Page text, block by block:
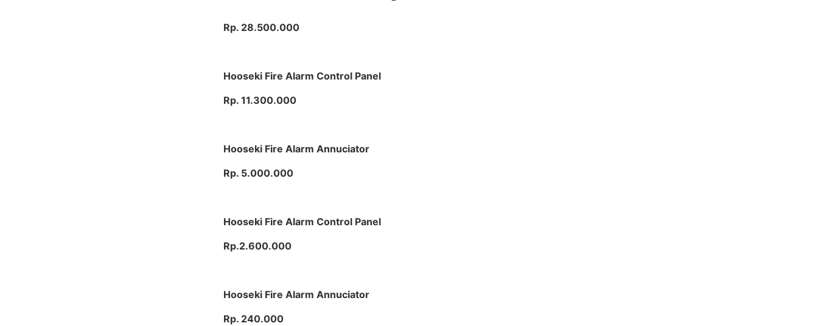
Rp. 28.500.000
Hooseki Fire Alarm Control Panel
Rp. 11.300.000
Hooseki Fire Alarm Annuciator
Rp. 5.000.000
Hooseki Fire Alarm Control Panel
Rp.2.600.000
Hooseki Fire Alarm Annuciator
Rp. 240.000